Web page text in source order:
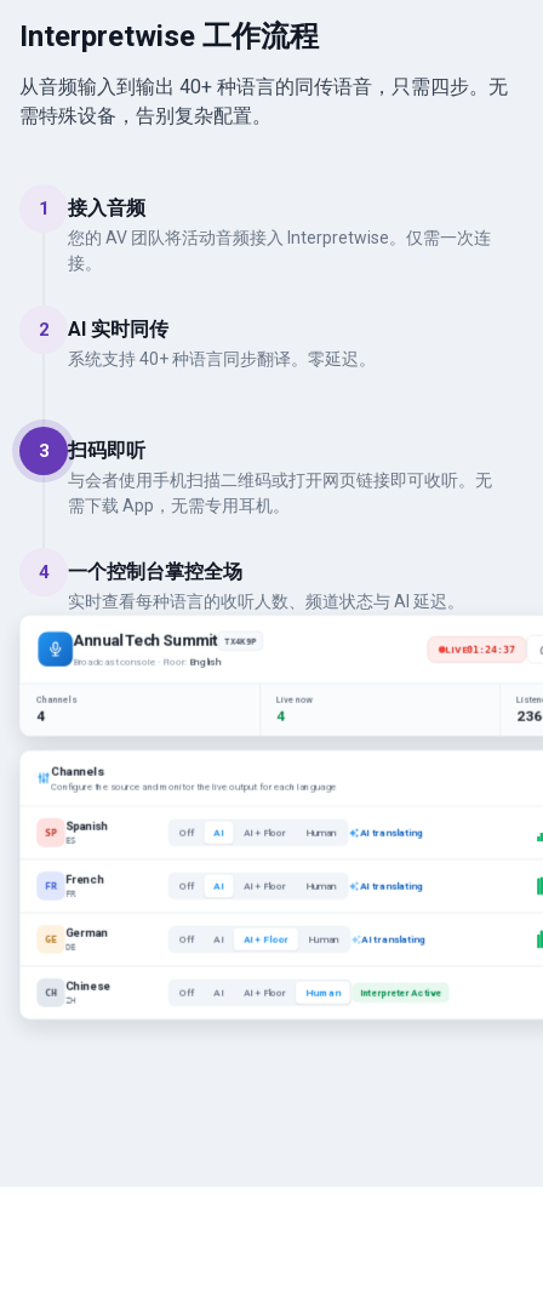
Interpretwise 工作流程
从音频输入到输出 40+ 种语言的同传语音，只需四步。无
需特殊设备，告别复杂配置。
1 接入音频
您的 AV 团队将活动音频接入 Interpretwise。仅需一次连
接。
2 AI 实时同传
系统支持 40+ 种语言同步翻译。零延迟。
3 扫码即听
与会者使用手机扫描二维码或打开网页链接即可收听。无
需下载 App，无需专用耳机。
4 一个控制台掌控全场
实时查看每种语言的收听人数、频道状态与 AI 延迟。
Annual Tech Summit TX4K9P
Broadcast console · Floor: English
LIVE01:24:37
Channels
4
Live now
4 236
Channels
Configure the source and monitor the live output for each language
SP Spanish
ES
Off AI AI + Floor Human AI translating
FR French
FR
Off AI AI + Floor Human AI translating
GE German
DE
Off AI AI + Floor Human AI translating
CH Chinese
ZH
Off AI AI + Floor Human Interpreter Active